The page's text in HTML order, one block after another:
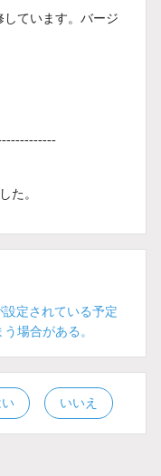
ています。バージ
た。
定されている予定
場合がある。
い いいえ